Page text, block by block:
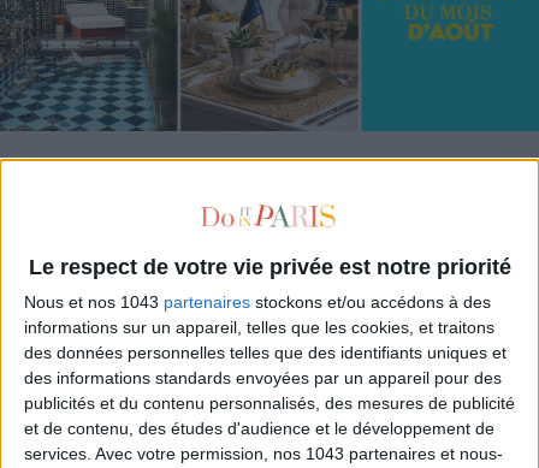
Le respect de votre vie privée est notre priorité
Nous et nos 1043 partenaires stockons et/ou accédons à des
informations sur un appareil, telles que les cookies, et traitons
des données personnelles telles que des identifiants uniques et
des informations standards envoyées par un appareil pour des
publicités et du contenu personnalisés, des mesures de publicité
et de contenu, des études d'audience et le développement de
services. Avec votre permission, nos 1043 partenaires et nous-
TOUT CE QUE VOUS DEVEZ FAIRE À PARIS EN AOÛT